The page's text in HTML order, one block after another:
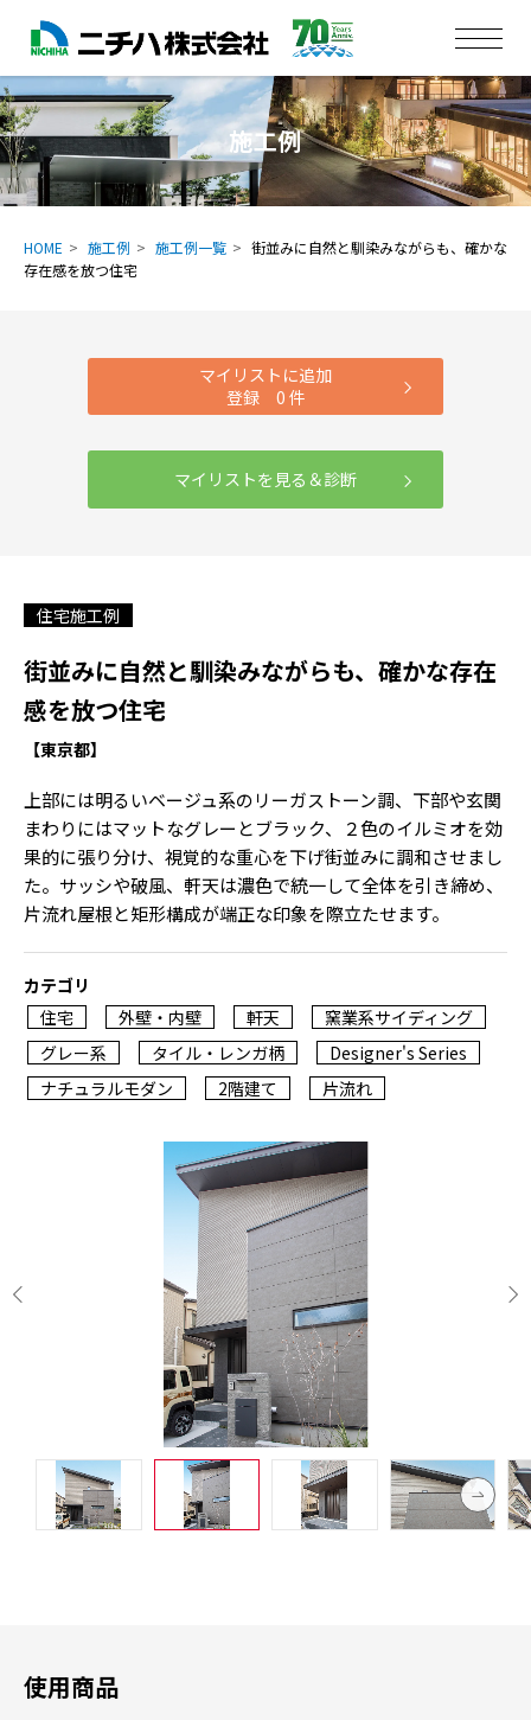
施工例
HOME 施工例 施工例一覧
街並みに自然と馴染みながらも、確かな
存在感を放つ住宅
マイリストに追加
登録 0 件
マイリストを見る＆診断
住宅施工例
街並みに自然と馴染みながらも、確かな存在
感を放つ住宅
【東京都】
上部には明るいベージュ系のリーガストーン調、下部や玄関
まわりにはマットなグレーとブラック、２色のイルミオを効
果的に張り分け、視覚的な重心を下げ街並みに調和させまし
た。サッシや破風、軒天は濃色で統一して全体を引き締め、
片流れ屋根と矩形構成が端正な印象を際立たせます。
カテゴリ
住宅
外壁・内壁 軒天
窯業系サイディング
グレー系
タイル・レンガ柄
Designer's Series
ナチュラルモダン
2階建て 片流れ
使用商品